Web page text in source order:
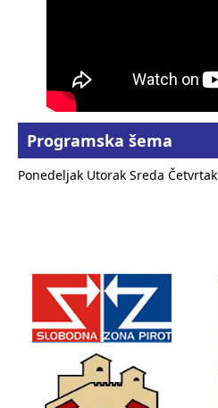
Programska šema
Ponedeljak Utorak Sreda Četvrtak